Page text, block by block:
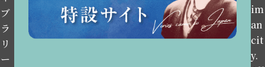
ブ
ラ
リ
ー
im
an
cit
y.